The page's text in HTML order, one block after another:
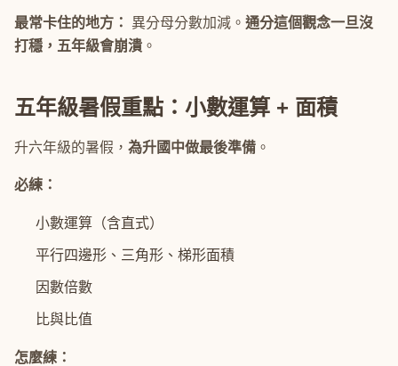
最常卡住的地方： 異分母分數加減。 通分這個觀念一旦沒
打穩，五年級會崩潰 。
五年級暑假重點：小數運算 + 面積
升六年級的暑假， 為升國中做最後準備 。
必練：
小數運算（含直式）
平行四邊形、三角形、梯形面積
因數倍數
比與比值
怎麼練：